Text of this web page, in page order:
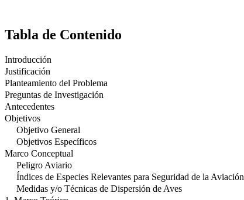
Tabla de Contenido
Introducción
Justificación
Planteamiento del Problema
Preguntas de Investigación
Antecedentes
Objetivos
Objetivo General
Objetivos Específicos
Marco Conceptual
Peligro Aviario
Índices de Especies Relevantes para Seguridad de la Aviación
Medidas y/o Técnicas de Dispersión de Aves